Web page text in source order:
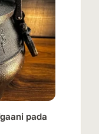
pada